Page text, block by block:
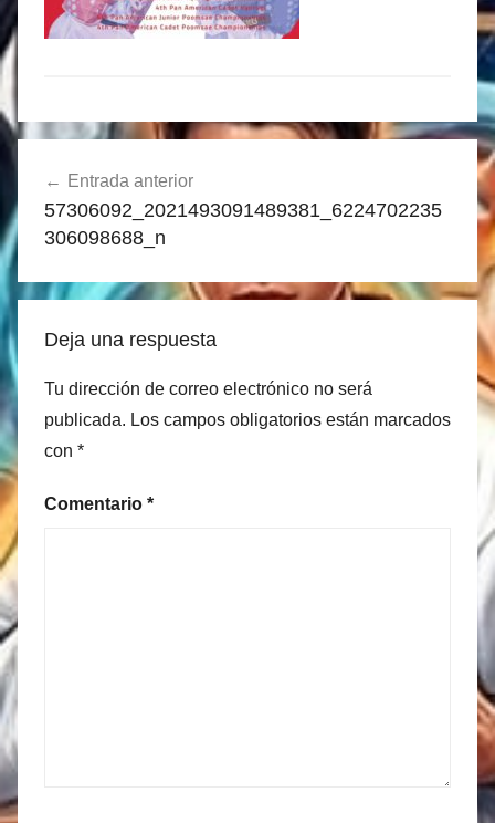
de
entradas
Entrada anterior
57306092_2021493091489381_6224702235
306098688_n
Deja una respuesta
Tu dirección de correo electrónico no será
publicada. Los campos obligatorios están marcados
con *
Comentario *